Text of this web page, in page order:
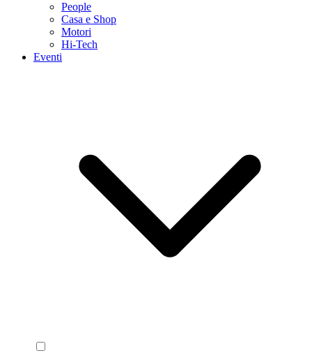
People
Casa e Shop
Motori
Hi-Tech
Eventi